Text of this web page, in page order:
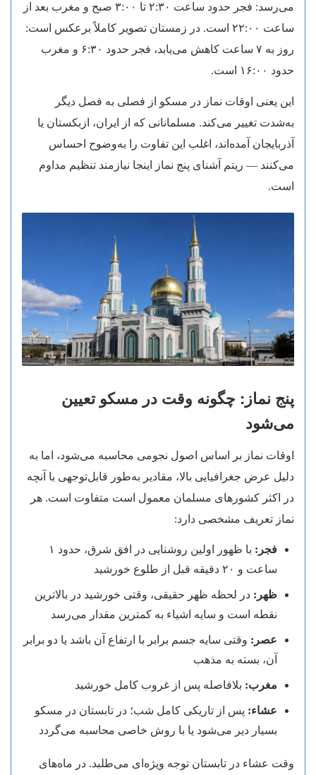
می‌رسد: فجر حدود ساعت ۲:۳۰ تا ۳:۰۰ صبح و مغرب بعد از
ساعت ۲۲:۰۰ است. در زمستان تصویر کاملاً برعکس است:
روز به ۷ ساعت کاهش می‌یابد، فجر حدود ۶:۳۰ و مغرب
حدود ۱۶:۰۰ است.
این یعنی اوقات نماز در مسکو از فصلی به فصل دیگر
به‌شدت تغییر می‌کند. مسلمانانی که از ایران، ازبکستان یا
آذربایجان آمده‌اند، اغلب این تفاوت را به‌وضوح احساس
می‌کنند — ریتم آشنای پنج نماز اینجا نیازمند تنظیم مداوم
است.
پنج نماز: چگونه وقت در مسکو تعیین
می‌شود
اوقات نماز بر اساس اصول نجومی محاسبه می‌شود، اما به
دلیل عرض جغرافیایی بالا، مقادیر به‌طور قابل‌توجهی با آنچه
در اکثر کشورهای مسلمان معمول است متفاوت است. هر
نماز تعریف مشخصی دارد:
فجر:
با ظهور اولین روشنایی در افق شرق، حدود ۱
ساعت و ۲۰ دقیقه قبل از طلوع خورشید
ظهر: در لحظه ظهر حقیقی، وقتی خورشید در بالاترین
نقطه است و سایه اشیاء به کمترین مقدار می‌رسد
عصر: وقتی سایه جسم برابر با ارتفاع آن باشد یا دو برابر
آن، بسته به مذهب
مغرب: بلافاصله پس از غروب کامل خورشید
عشاء: پس از تاریکی کامل شب؛ در تابستان در مسکو
بسیار دیر می‌شود یا با روش خاصی محاسبه می‌گردد
وقت عشاء در تابستان توجه ویژه‌ای می‌طلبد. در ماه‌های